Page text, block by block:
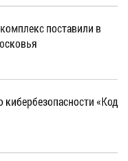
поставили в
«Код